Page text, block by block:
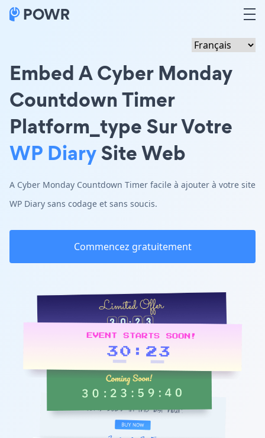
Embed A Cyber Monday
Countdown Timer
Platform_type Sur Votre
WP DiarySite Web
A Cyber Monday Countdown Timer facile à ajouter à votre site
WP Diary sans codage et sans soucis.
Commencez gratuitement